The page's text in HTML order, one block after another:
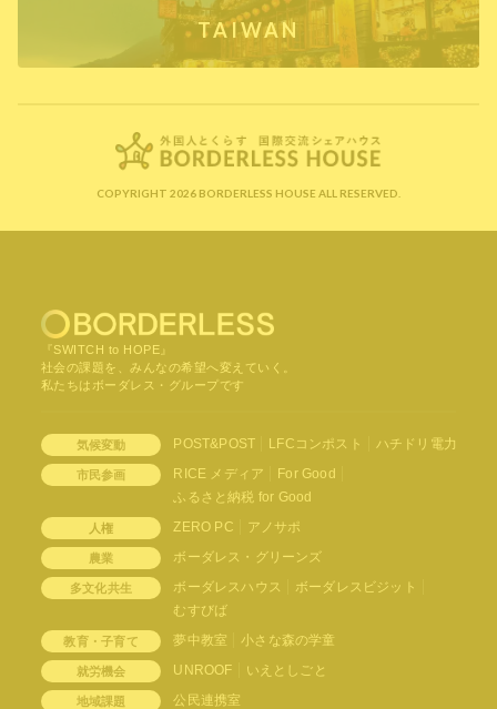
TAIWAN
COPYRIGHT 2026 BORDERLESS HOUSE ALL RESERVED.
『SWITCH to HOPE』
社会の課題を、みんなの希望へ変えていく。
私たちはボーダレス・グループです
気候変動 POST&POST LFCコンポスト ハチドリ電力
市民参画 RICE メディア
For Good
ふるさと納税 for Good
人権 ZERO PC アノサポ
農業 ボーダレス・グリーンズ
多文化共生 ボーダレスハウス
ボーダレスビジット
むすびば
教育・子育て 夢中教室 小さな森の学童
就労機会 UNROOF いえとしごと
地域課題 公民連携室